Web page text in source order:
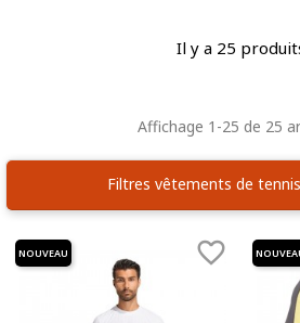
Il y a 25
Affichage 1-25 de 25
Filtres vêtements de tennis

NOUVEAU